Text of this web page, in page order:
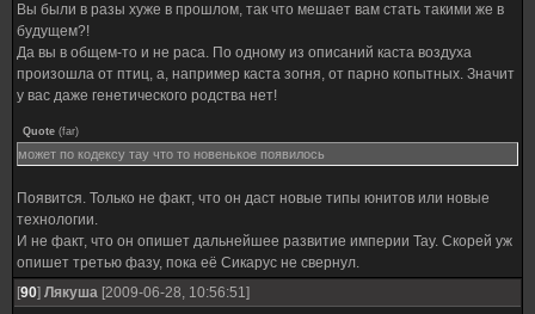
Вы были в разы хуже в прошлом, так что мешает вам стать такими же в
будущем?!
Да вы в общем-то и не раса. По одному из описаний каста воздуха
произошла от птиц, а, например каста зогня, от парно копытных. Значит
у вас даже генетического родства нет!
Quote (far)
может по кодексу тау что то новенькое появилось
Появится. Только не факт, что он даст новые типы юнитов или новые
технологии.
И не факт, что он опишет дальнейшее развитие империи Тау. Скорей уж
опишет третью фазу, пока её Сикарус не свернул.
[90] Лякуша [2009-06-28, 10:56:51]